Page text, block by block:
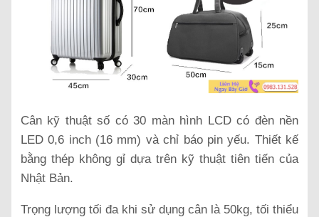
Cân kỹ thuật số có 30 màn hình LCD có đèn nền
LED 0,6 inch (16 mm) và chỉ báo pin yếu. Thiết kế
bằng thép không gỉ dựa trên kỹ thuật tiên tiến của
Nhật Bản.
Trọng lượng tối đa khi sử dụng cân là 50kg, tối thiểu